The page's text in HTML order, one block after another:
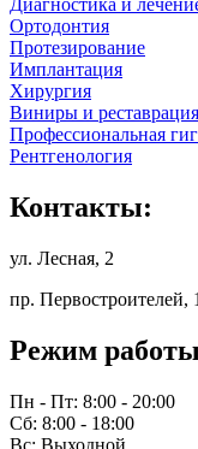
Диагностика и
Ортодонтия
Протезирование
Имплантация
Хирургия
Виниры и реставрация
Профессиональная
Рентгенология
Контакты:
ул. Лесная, 2
пр. Первостроителей,
Режим
Пн - Пт: 8:00 - 20:00
Сб: 8:00 - 18:00
Вс: Выходной